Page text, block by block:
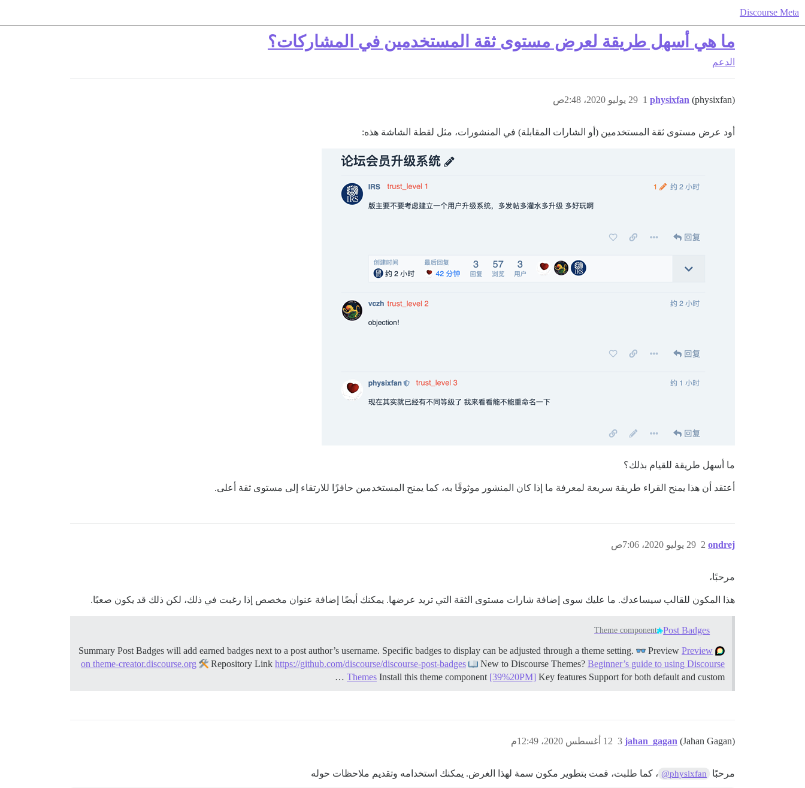
Discourse Meta
ما هي أسهل طريقة لعرض مستوى ثقة المستخدمين في المشاركات؟
الدعم
physixfan (physixfan) 29 يوليو 2020، 2:48ص 1
أود عرض مستوى ثقة المستخدمين (أو الشارات المقابلة) في المنشورات، مثل لقطة الشاشة هذه:
ما أسهل طريقة للقيام بذلك؟
أعتقد أن هذا يمنح القراء طريقة سريعة لمعرفة ما إذا كان المنشور موثوقًا به، كما يمنح المستخدمين حافزًا للارتقاء إلى مستوى ثقة أعلى.
ondrej 29 يوليو 2020، 7:06ص 2
مرحبًا،
هذا المكون للقالب سيساعدك. ما عليك سوى إضافة شارات مستوى الثقة التي تريد عرضها. يمكنك أيضًا إضافة عنوان مخصص إذا رغبت في ذلك، لكن ذلك قد يكون صعبًا.
Post Badges
Theme component
Preview Preview
on theme-creator.discourse.org
Repository Link https://github.com/discourse/discourse-post-badges New to Discourse Themes? Beginner’s guide to using Discourse
Themes Install this theme component [39%20PM] Key features Support for both default and custom …
jahan_gagan (Jahan Gagan) 12 أغسطس 2020، 12:49م 3
مرحبًا @physixfan ، كما طلبت، قمت بتطوير مكون سمة لهذا الغرض. يمكنك استخدامه وتقديم ملاحظات حوله